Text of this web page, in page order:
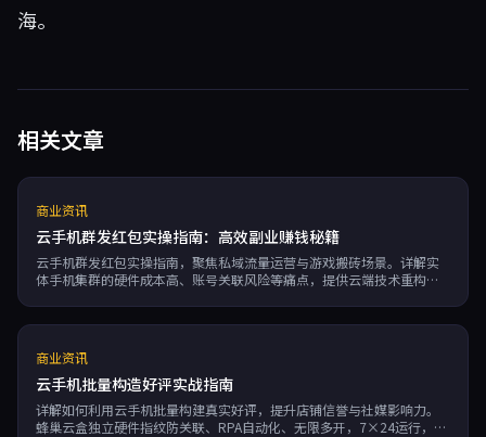
海。
相关文章
商业资讯
云手机群发红包实操指南：高效副业赚钱秘籍
云手机群发红包实操指南，聚焦私域流量运营与游戏搬砖场景。详解实
体手机集群的硬件成本高、账号关联风险等痛点，提供云端技术重构方
商业资讯
云手机批量构造好评实战指南
详解如何利用云手机批量构建真实好评，提升店铺信誉与社媒影响力。
蜂巢云盒独立硬件指纹防关联、RPA自动化、无限多开，7×24运行，按